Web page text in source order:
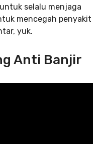
selalu menjaga
mencegah penyakit
yuk.
Anti Banjir